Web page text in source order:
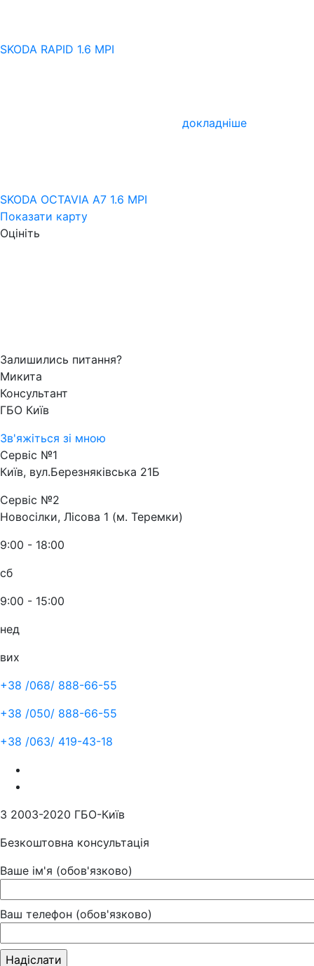
SKODA RAPID 1.6 MPI
докладніше
SKODA OCTAVIA A7 1.6 MPI
Показати карту
Оцініть
Залишились питання?
Микита
Консультант
ГБО Київ
Зв'яжіться зі мною
Сервіс №1
Київ, вул.Березняківська 21Б
Сервіс №2
Новосілки, Лісова 1 (м. Теремки)
9:00 - 18:00
сб
9:00 - 15:00
нед
вих
+38 /068/ 888-66-55
+38 /050/ 888-66-55
+38 /063/ 419-43-18
З 2003-2020 ГБО-Київ
Безкоштовна консультація
Ваше ім'я (обов'язково)
Ваш телефон (обов'язково)